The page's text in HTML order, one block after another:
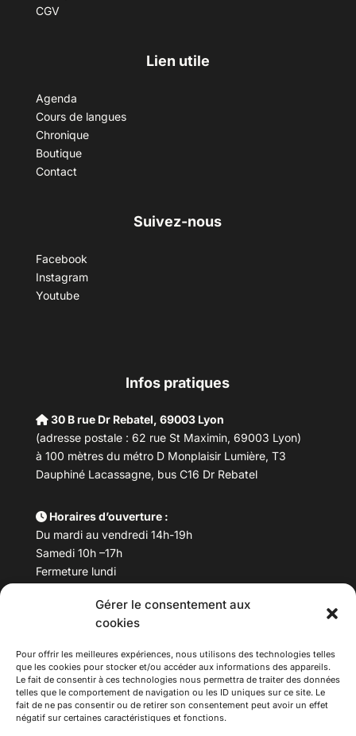
Gérer le consentement aux
cookies
Pour offrir les meilleures expériences, nous utilisons des technologies telles
que les cookies pour stocker et/ou accéder aux informations des appareils.
Le fait de consentir à ces technologies nous permettra de traiter des données
telles que le comportement de navigation ou les ID uniques sur ce site. Le
fait de ne pas consentir ou de retirer son consentement peut avoir un effet
négatif sur certaines caractéristiques et fonctions.
CGV
Lien utile
Agenda
Cours de langues
Chronique
Boutique
Contact
Suivez-nous
Facebook
Instagram
Youtube
Infos pratiques
30 B rue Dr Rebatel, 69003 Lyon
(adresse postale : 62 rue St Maximin, 69003 Lyon)
à 100 mètres du métro D Monplaisir Lumière, T3
Dauphiné Lacassagne, bus C16 Dr Rebatel
Horaires d’ouverture :
Du mardi au vendredi 14h-19h
Samedi 10h –17h
Fermeture lundi
Téléphone : 04 78 53 06 40
maisondesculturesasiatiques@asiexpo.com